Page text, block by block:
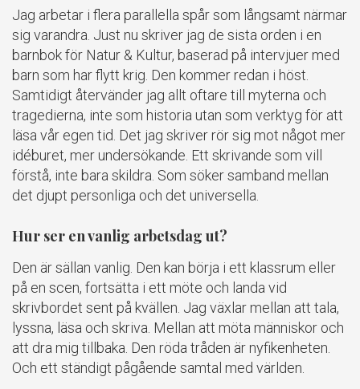
Jag arbetar i flera parallella spår som långsamt närmar
sig varandra. Just nu skriver jag de sista orden i en
barnbok för Natur & Kultur, baserad på intervjuer med
barn som har flytt krig. Den kommer redan i höst.
Samtidigt återvänder jag allt oftare till myterna och
tragedierna, inte som historia utan som verktyg för att
läsa vår egen tid. Det jag skriver rör sig mot något mer
idéburet, mer undersökande. Ett skrivande som vill
förstå, inte bara skildra. Som söker samband mellan
det djupt personliga och det universella.
Hur ser en vanlig arbetsdag ut?
Den är sällan vanlig. Den kan börja i ett klassrum eller
på en scen, fortsätta i ett möte och landa vid
skrivbordet sent på kvällen. Jag växlar mellan att tala,
lyssna, läsa och skriva. Mellan att möta människor och
att dra mig tillbaka. Den röda tråden är nyfikenheten.
Och ett ständigt pågående samtal med världen.